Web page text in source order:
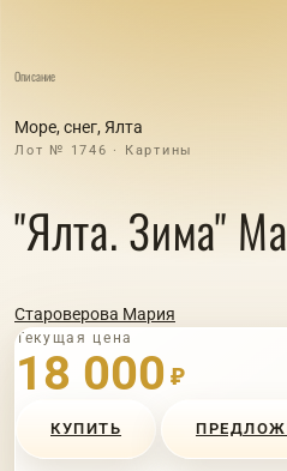
Описание
Море, снег, Ялта
Лот № 1746 · Картины
"Ялта. Зима"
Староверова Мария
Текущая цена
18 000 ₽
КУПИТЬ